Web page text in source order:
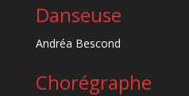
Danseuse
Andréa Bescond
Chorégraphe